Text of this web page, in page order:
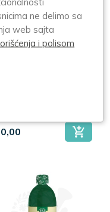
ne delimo sa
web sajta
i polisom